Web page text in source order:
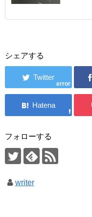
シェアする
error
フォローする
writer